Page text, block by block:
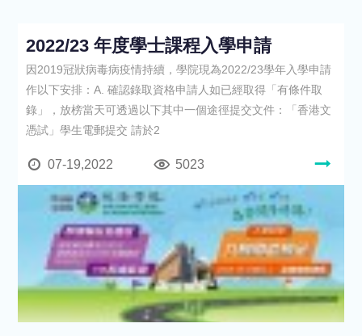
2022/23 年度學士課程入學申請
因2019冠狀病毒病疫情持續，學院現為2022/23學年入學申請
作以下安排：A. 確認錄取資格申請人如已經取得「有條件取
錄」，放榜當天可透過以下其中一個途徑提交文件：「香港文
憑試」學生電郵提交 請於2
07-19,2022 5023